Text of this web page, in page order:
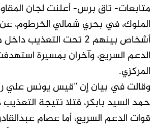
متابعات- تاق برس- أعلنت لجان
أشخاص بينهم 2 تحت
الدعم السريع، وآخران بمسيرة
المركزي.
وقالت في بيان إن “قيس يونس علي
حمد السيد بابكر، قتلا نتيجة
قوات الدعم السريع، أما عصام